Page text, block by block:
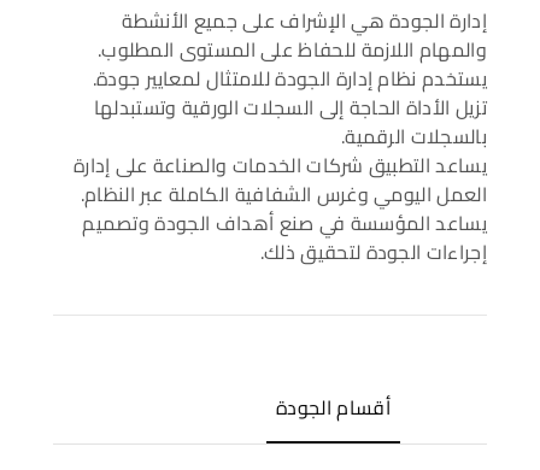
إدارة الجودة هي الإشراف على جميع الأنشطة
والمهام اللازمة للحفاظ على المستوى المطلوب.
يستخدم نظام إدارة الجودة للامتثال لمعايير جودة.
تزيل الأداة الحاجة إلى السجلات الورقية وتستبدلها
بالسجلات الرقمية.
يساعد التطبيق شركات الخدمات والصناعة على إدارة
العمل اليومي وغرس الشفافية الكاملة عبر النظام.
يساعد المؤسسة في صنع أهداف الجودة وتصميم
إجراءات الجودة لتحقيق ذلك.
أقسام الجودة